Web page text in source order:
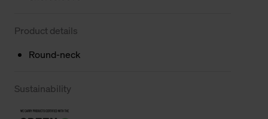
Product details
Round-neck
Sustainability